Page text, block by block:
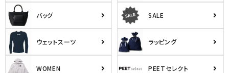
バッグ SALE
ウェットスーツ ラッピング
WOMEN PEETセレクト